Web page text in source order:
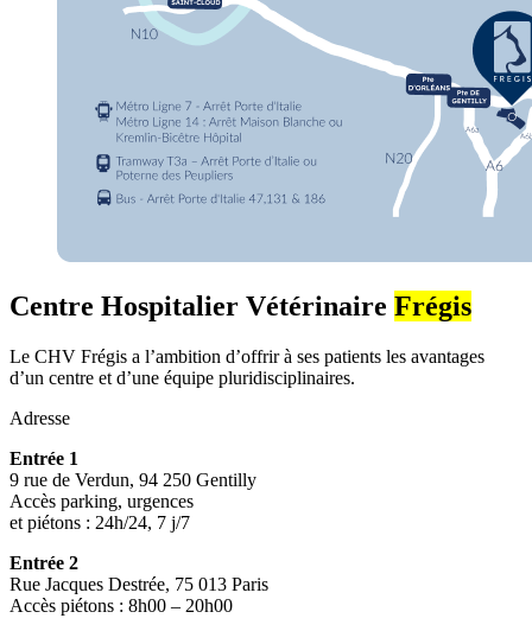
Centre Hospitalier Vétérinaire Frégis
Le CHV Frégis a l’ambition d’offrir à ses patients les avantages
d’un centre et d’une équipe pluridisciplinaires.
Adresse
Entrée 1
9 rue de Verdun, 94 250 Gentilly
Accès parking, urgences
et piétons : 24h/24, 7 j/7
Entrée 2
Rue Jacques Destrée, 75 013 Paris
Accès piétons : 8h00 – 20h00